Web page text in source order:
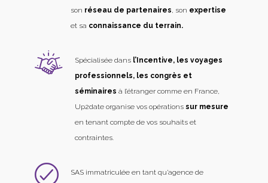
son réseau de partenaires, son expertise
et sa connaissance du terrain.
Spécialisée dans l’Incentive, les voyages
professionnels, les congrès et
séminaires à l’étranger comme en France,
Up2date organise vos opérations sur mesure
en tenant compte de vos souhaits et
contraintes.
SAS immatriculée en tant qu’agence de